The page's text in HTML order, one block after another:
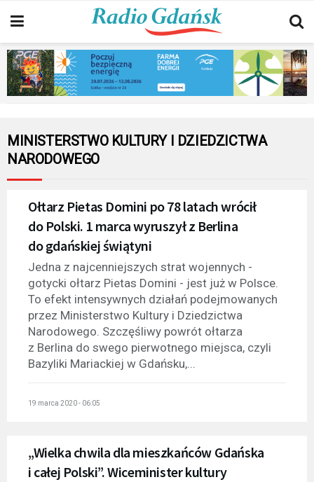
MINISTERSTWO KULTURY I DZIEDZICTWA
NARODOWEGO
Ołtarz Pietas Domini po 78 latach wrócił
do Polski. 1 marca wyruszył z Berlina
do gdańskiej świątyni
Jedna z najcenniejszych strat wojennych -
gotycki ołtarz Pietas Domini - jest już w Polsce.
To efekt intensywnych działań podejmowanych
przez Ministerstwo Kultury i Dziedzictwa
Narodowego. Szczęśliwy powrót ołtarza
z Berlina do swego pierwotnego miejsca, czyli
Bazyliki Mariackiej w Gdańsku,...
19 marca 2020 - 06:05
„Wielka chwila dla mieszkańców Gdańska
i całej Polski”. Wiceminister kultury